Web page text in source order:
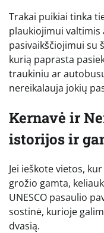
Trakai puikiai tinka
plaukiojimui valtimis
pasivaikščiojimui su
kurią paprasta
traukiniu ar
nereikalauja jokių
Kernavė ir
istorijos ir
Jei ieškote vietos,
grožio gamta,
UNESCO pasaulio
sostinė, kurioje
dvasią.